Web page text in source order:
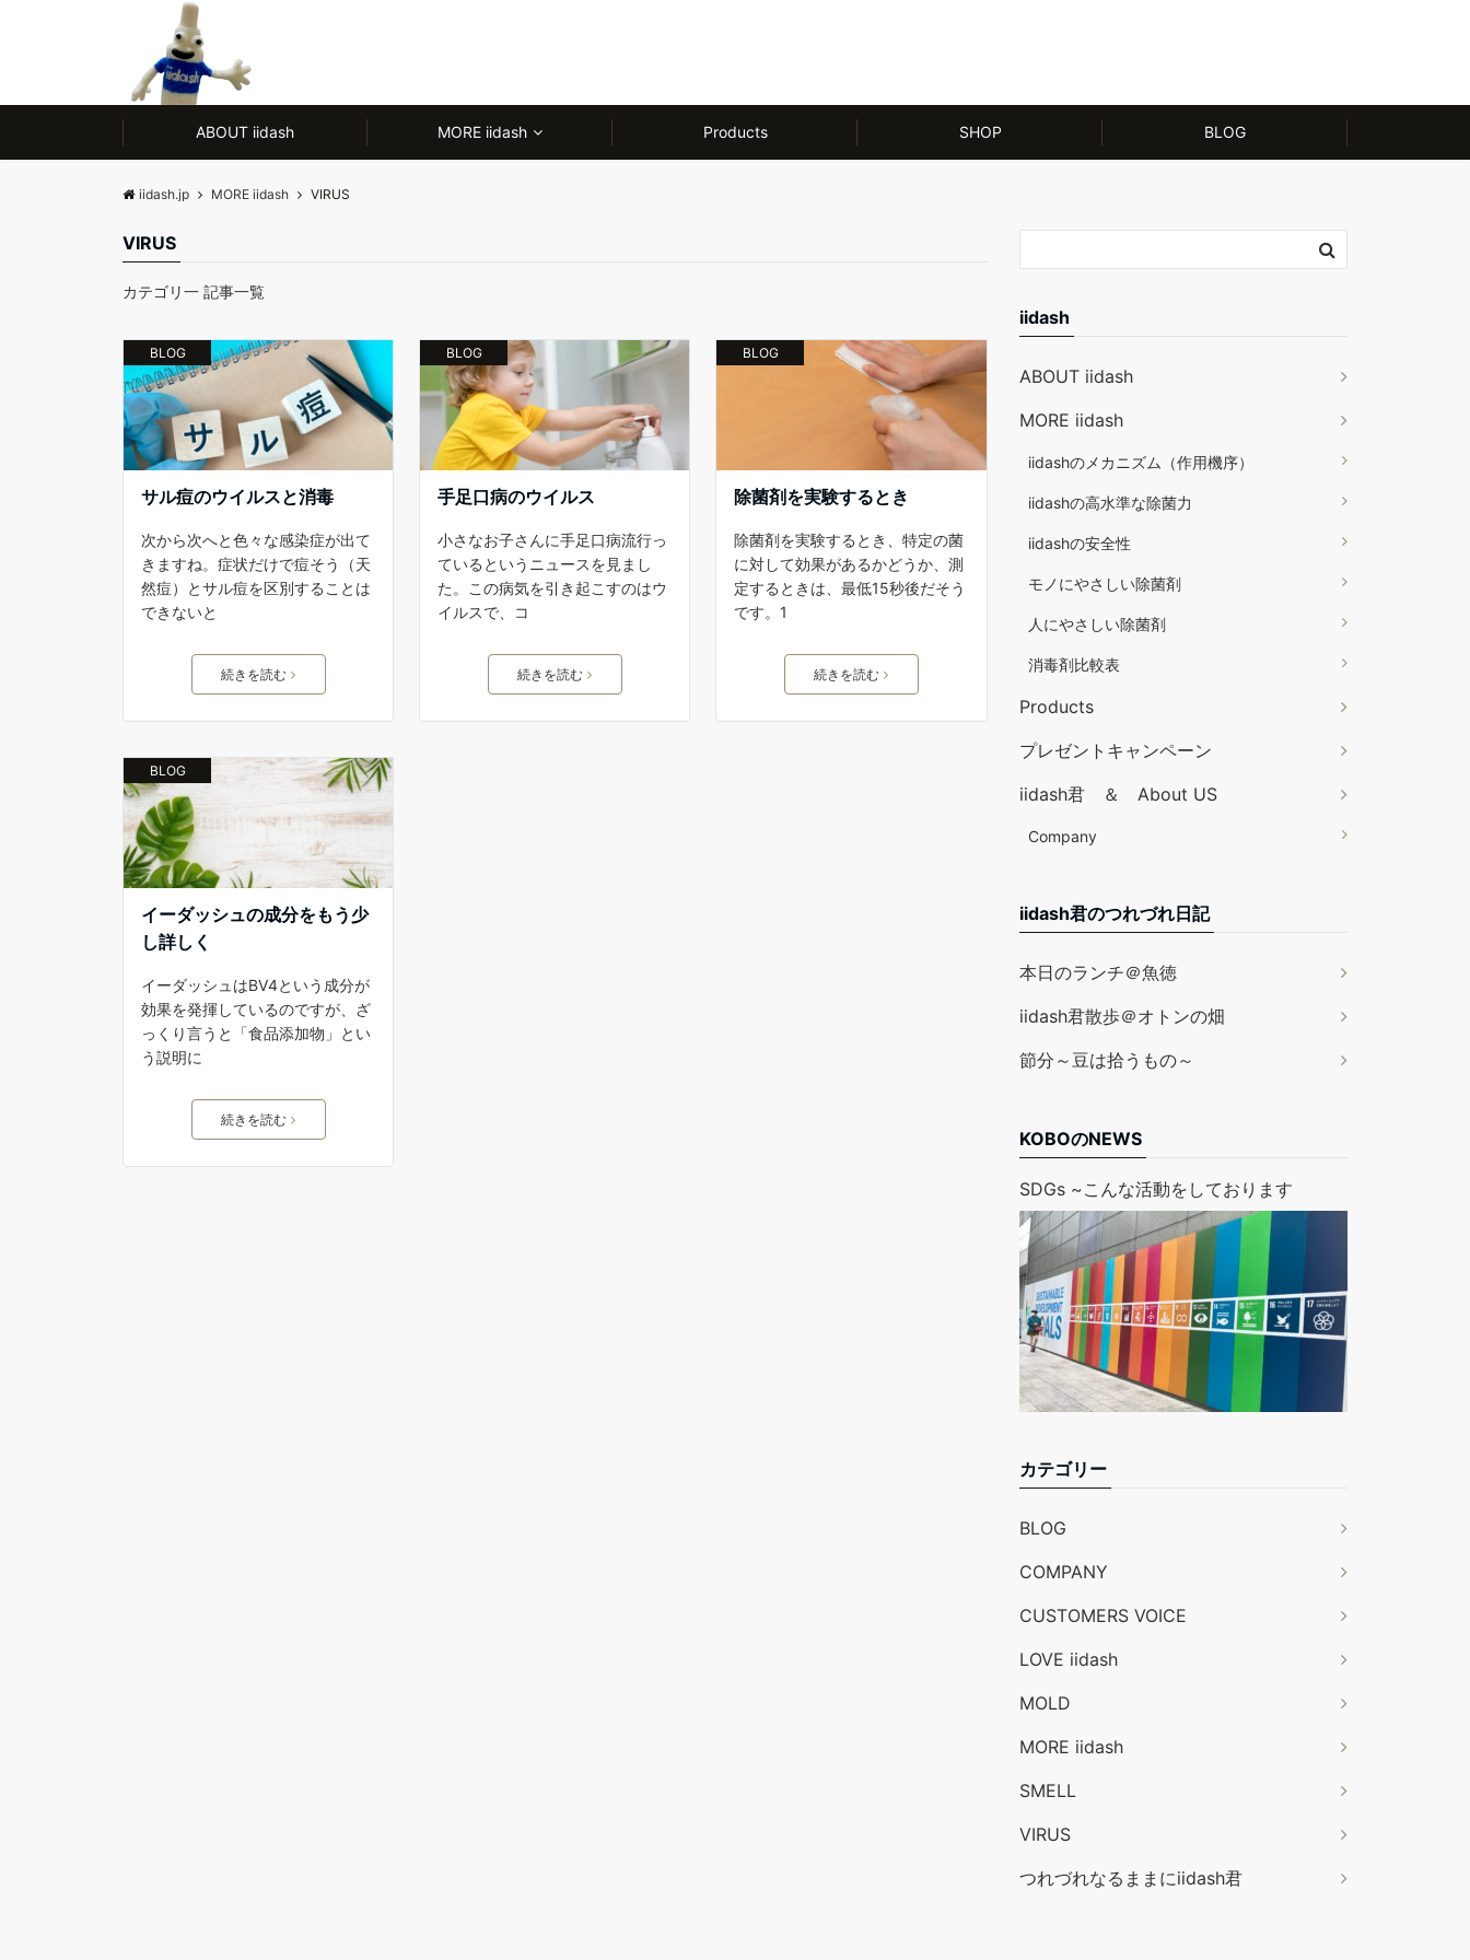
ABOUT iidash MORE iidash Products SHOP BLOG
iidash.jp MORE iidash VIRUS
VIRUS
カテゴリ一 記事一覧
BLOG
サル痘のウイルスと消毒
次から次へと色々な感染症が出て
きますね。症状だけで痘そう（天
然痘）とサル痘を区別することは
できないと
続きを読む
BLOG
手足口病のウイルス
小さなお子さんに手足口病流行っ
ているというニュースを見まし
た。この病気を引き起こすのはウ
イルスで、コ
続きを読む
BLOG
除菌剤を実験するとき
除菌剤を実験するとき、特定の菌
に対して効果があるかどうか、測
定するときは、最低15秒後だそう
です。1
続きを読む
BLOG
イーダッシュの成分をもう少
し詳しく
イーダッシュはBV4という成分が
効果を発揮しているのですが、ざ
っくり言うと「食品添加物」とい
う説明に
続きを読む
iidash
ABOUT iidash
MORE iidash
iidashのメカニズム（作用機序）
iidashの高水準な除菌力
iidashの安全性
モノにやさしい除菌剤
人にやさしい除菌剤
消毒剤比較表
Products
プレゼントキャンペーン
iidash君 ＆ About US
Company
iidash君のつれづれ日記
本日のランチ＠魚徳
iidash君散歩＠オトンの畑
節分～豆は拾うもの～
KOBOのNEWS
SDGs ~こんな活動をしております
カテゴリー
BLOG
COMPANY
CUSTOMERS VOICE
LOVE iidash
MOLD
MORE iidash
SMELL
VIRUS
つれづれなるままにiidash君